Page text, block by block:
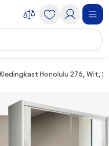
Kledingkast Honolulu 276, Wit,